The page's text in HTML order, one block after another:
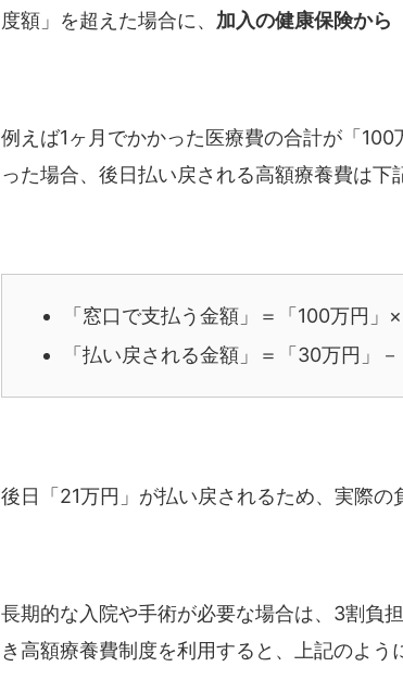
度額」を超えた場合に、 加入の健康保険から
例えば1ヶ月でかかった医療費の合計が「
った場合、後日払い戻される高額療養費は下
「窓口で支払う金額」＝「100万円」
「払い戻される金額」＝「30万円」
後日「21万円」が払い戻されるため、実際の
長期的な入院や手術が必要な場合は、3割負
き高額療養費制度を利用すると、上記のよう